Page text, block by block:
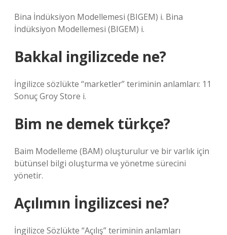
Bina İndüksiyon Modellemesi (BIGEM) i. Bina
İndüksiyon Modellemesi (BIGEM) i.
Bakkal ingilizcede ne?
İngilizce sözlükte “marketler” teriminin anlamları: 11
Sonuç Groy Store i.
Bim ne demek türkçe?
Baim Modelleme (BAM) oluşturulur ve bir varlık için
bütünsel bilgi oluşturma ve yönetme sürecini
yönetir.
Açılımın İngilizcesi ne?
İngilizce Sözlükte “Açılış” teriminin anlamları